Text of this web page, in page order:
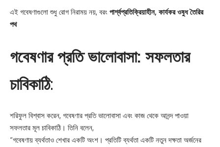
এই গবেষণাগুলো শুধু রোগ নিরাময় নয়, বরং পার্শ্বপ্রতিক্রিয়াহীন, কার্যকর ওষুধ তৈরির
পথ
গবেষণার প্রতি ভালোবাসা: সফলতার
চাবিকাঠি:
শরিফুল বিশ্বাস করেন, গবেষণার প্রতি ভালোবাসা এবং কাজ থেকে আনন্দ পাওয়া
সফলতার মূল চাবিকাঠি। তিনি বলেন,
“গবেষণায় ব্যর্থতাও শেখার একটি অংশ। প্রতিটি ব্যর্থতা একটি নতুন দক্ষতা অর্জনের